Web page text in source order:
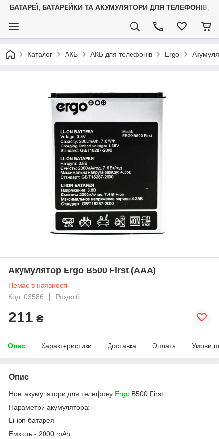
БАТАРЕЇ, БАТАРЕЙКИ ТА АКУМУЛЯТОРИ ДЛЯ ТЕЛЕФОНІВ,
Каталог АКБ АКБ для телефонів Ergo
Акумулятор Ergo B500 First (AAA)
Немає в наявності
Код: 03586
Роздріб
211 ₴
Опис Характеристики Доставка Оплата Умови
Опис
Нові акумулятори для телефону Ergo B500 First
Параметри акумулятора:
Li-ion батарея
Емкість - 2000 mAh